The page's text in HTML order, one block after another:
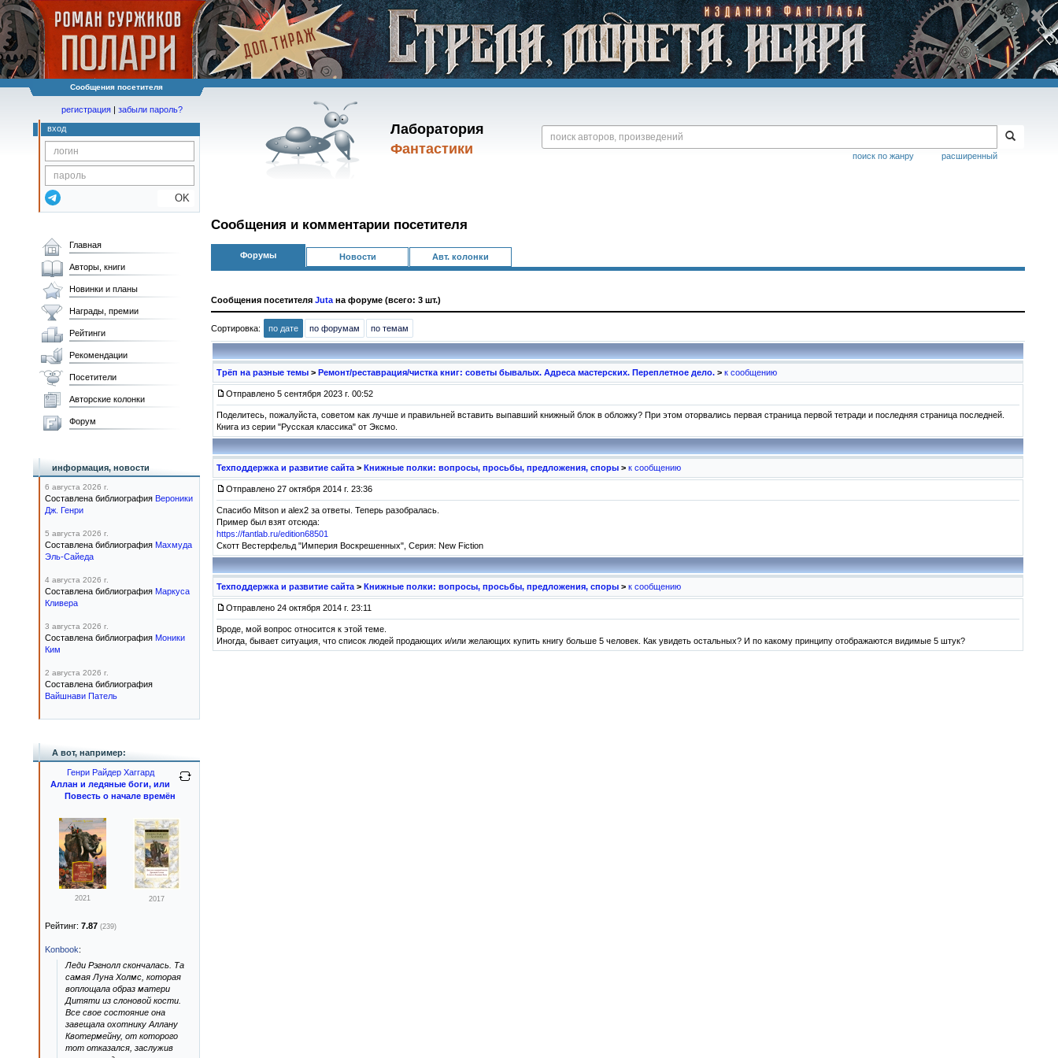
Сообщения посетителя
Лаборатория
Фантастики
расширенный
поиск по жанру
регистрация | забыли пароль?
вход
OK
Сообщения и комментарии посетителя
Форумы Новости Авт. колонки
Сообщения посетителя Juta на форуме (всего: 3 шт.)
Сортировка: по дате по форумам по темам
Трёп на разные темы > Ремонт/реставрация/чистка книг: советы бывалых. Адреса мастерских. Переплетное дело. > к сообщению
Отправлено 5 сентября 2023 г. 00:52
Поделитесь, пожалуйста, советом как лучше и правильней вставить выпавший книжный блок в обложку? При этом оторвались первая страница первой тетради и последняя страница последней.
Книга из серии "Русская классика" от Эксмо.
Техподдержка и развитие сайта > Книжные полки: вопросы, просьбы, предложения, споры > к сообщению
Отправлено 27 октября 2014 г. 23:36
Спасибо Mitson и alex2 за ответы. Теперь разобралась.
Пример был взят отсюда:
https://fantlab.ru/edition68501
Скотт Вестерфельд "Империя Воскрешенных", Серия: New Fiction
Техподдержка и развитие сайта > Книжные полки: вопросы, просьбы, предложения, споры > к сообщению
Отправлено 24 октября 2014 г. 23:11
Вроде, мой вопрос относится к этой теме.
Иногда, бывает ситуация, что список людей продающих и/или желающих купить книгу больше 5 человек. Как увидеть остальных? И по какому принципу отображаются видимые 5 штук?
Главная
Авторы, книги
Новинки и планы
Награды, премии
Рейтинги
Рекомендации
Посетители
Авторские колонки
Форум
информация, новости
6 августа 2026 г.
Составлена библиография Вероники
Дж. Генри
5 августа 2026 г.
Составлена библиография Махмуда
Эль-Сайеда
4 августа 2026 г.
Составлена библиография Маркуса
Кливера
3 августа 2026 г.
Составлена библиография Моники
Ким
2 августа 2026 г.
Составлена библиография
Вайшнави Патель
А вот, например:
Генри Райдер Хаггард
Аллан и ледяные боги, или
Повесть о начале времён
2021 2017
Рейтинг: 7.87 (239)
Konbook:
Леди Рэгнолл скончалась. Та
самая Луна Холмс, которая
воплощала образ матери
Дитяти из слоновой кости.
Все свое состояние она
завещала охотнику Аллану
Квотермейну, от которого
тот отказался, заслужив